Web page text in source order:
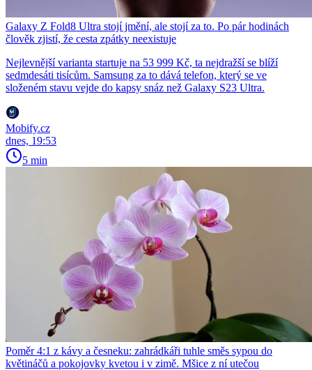
Galaxy Z Fold8 Ultra stojí jmění, ale stojí za to. Po pár hodinách
člověk zjistí, že cesta zpátky neexistuje
Nejlevnější varianta startuje na 53 999 Kč, ta nejdražší se blíží
sedmdesáti tisícům. Samsung za to dává telefon, který se ve
složeném stavu vejde do kapsy snáz než Galaxy S23 Ultra.
Mobify.cz
dnes, 19:53
5 min
Poměr 4:1 z kávy a česneku: zahrádkáři tuhle směs sypou do
květináčů a pokojovky kvetou i v zimě. Mšice z ní utečou